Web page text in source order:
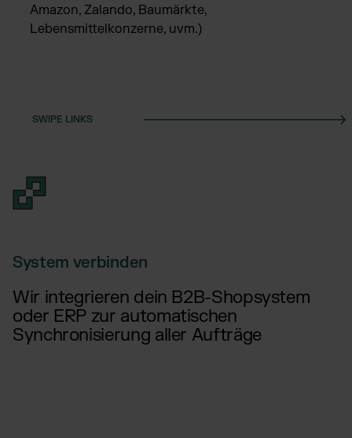
Amazon, Zalando, Baumärkte,
Lebensmittelkonzerne, uvm.)
System verbinden
Wir integrieren dein B2B-Shopsystem
oder ERP zur automatischen
Synchronisierung aller Aufträge